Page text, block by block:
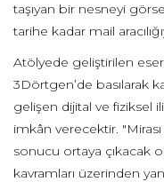
taşıyan bir nesneyi
tarihe kadar mail
Atölyede geliştirilen
3Dörtgen’de basılarak
gelişen dijital ve fiziksel
imkân verecektir.
sonucu ortaya çıkacak
kavramları üzerinden